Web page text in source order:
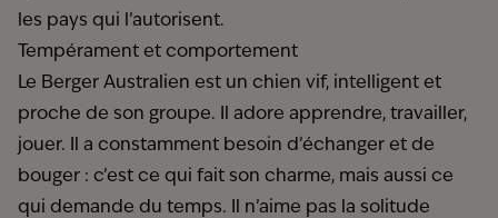
les pays qui l’autorisent.
Tempérament et comportement
Le Berger Australien est un chien vif, intelligent et
proche de son groupe. Il adore apprendre, travailler,
jouer. Il a constamment besoin d’échanger et de
bouger : c’est ce qui fait son charme, mais aussi ce
qui demande du temps. Il n’aime pas la solitude